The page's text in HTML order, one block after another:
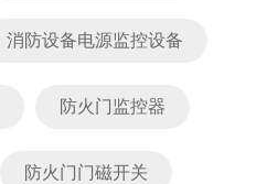
消防设备电源监控设备
防火门监控器
防火门门磁开关